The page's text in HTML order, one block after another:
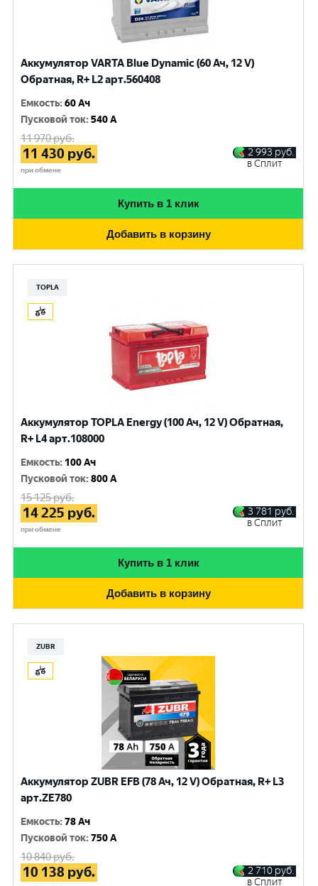
Аккумулятор VARTA Blue Dynamic (60 Ач, 12 V)
Обратная, R+ L2 арт.560408
Емкость:60 Ач
Пусковой ток:540 A
11 970руб.
11 430 руб.
при обмене
2 993 руб.
в Сплит
Купить в 1 клик
Добавить в корзину
TOPLA
Аккумулятор TOPLA Energy (100 Ач, 12 V) Обратная,
R+ L4 арт.108000
Емкость: 100 Ач
Пусковой ток:800 A
15 125руб.
14 225 руб.
при обмене
3 781 руб.
в Сплит
Купить в 1 клик
Добавить в корзину
ZUBR
Аккумулятор ZUBR EFB (78 Ач, 12 V) Обратная, R+ L3
арт.ZE780
Емкость:78 Ач
Пусковой ток:750 A
10 840руб.
10 138 руб. 2 710 руб.
в Сплит